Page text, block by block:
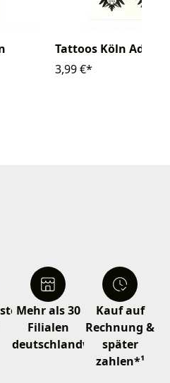
Tattoos Köln Adler
3,99 €*
Mehr als 30
Filialen
deutschlandweit
Kauf auf
Rechnung &
später
zahlen*¹